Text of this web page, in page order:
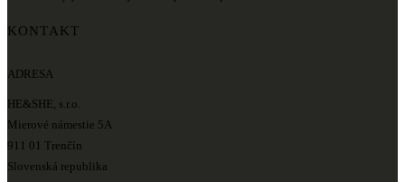
KONTAKT
ADRESA
HE&SHE, s.r.o.
Mierové námestie 5A
911 01 Trenčín
Slovenská republika